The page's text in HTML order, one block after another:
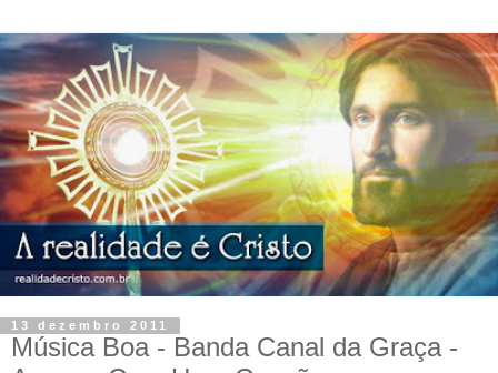
13 dezembro 2011
Música Boa - Banda Canal da Graça -